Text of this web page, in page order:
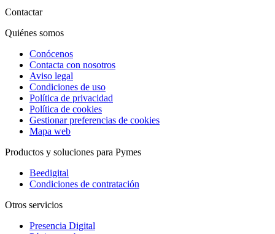
Contactar
Quiénes somos
Conócenos
Contacta con nosotros
Aviso legal
Condiciones de uso
Política de privacidad
Política de cookies
Gestionar preferencias de cookies
Mapa web
Productos y soluciones para Pymes
Beedigital
Condiciones de contratación
Otros servicios
Presencia Digital